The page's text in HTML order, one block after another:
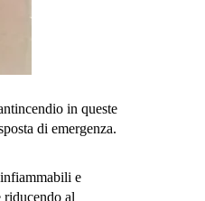
in queste
di emergenza.
e
riducendo al